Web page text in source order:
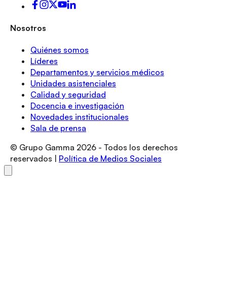
Nosotros
Quiénes somos
Líderes
Departamentos y servicios médicos
Unidades asistenciales
Calidad y seguridad
Docencia e investigación
Novedades institucionales
Sala de prensa
© Grupo Gamma 2026 - Todos los derechos
reservados |
Política de Medios Sociales